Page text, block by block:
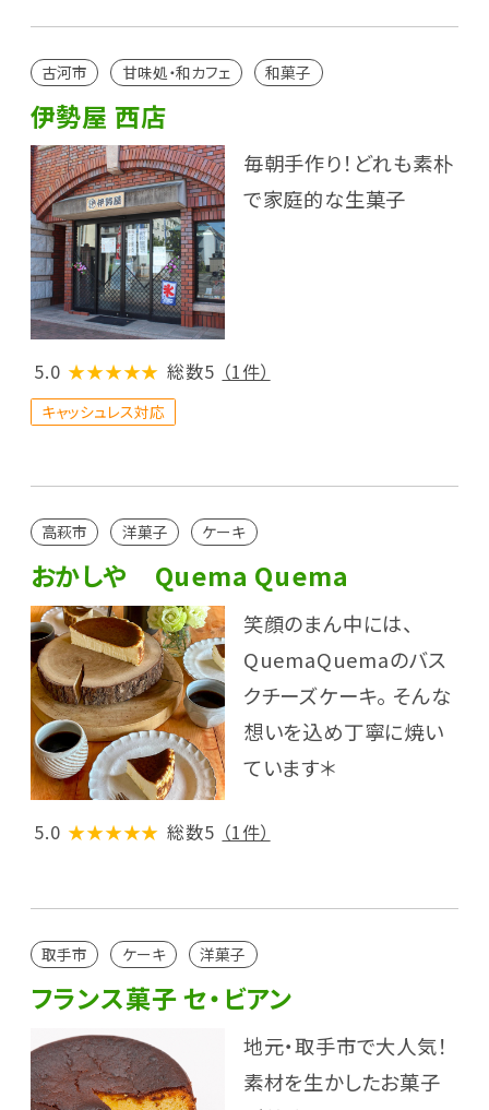
古河市 甘味処・和カフェ 和菓子
伊勢屋 西店
毎朝手作り！どれも素朴
で家庭的な生菓子
5.0 ★★★★★ 総数5 （1件）
キャッシュレス対応
高萩市 洋菓子 ケーキ
おかしや Quema Quema
笑顔のまん中には、
QuemaQuemaのバス
クチーズケーキ。 そんな
想いを込め丁寧に焼い
ています＊
5.0 ★★★★★ 総数5 （1件）
取手市 ケーキ 洋菓子
フランス菓子 セ・ビアン
地元・取手市で大人気！
素材を生かしたお菓子